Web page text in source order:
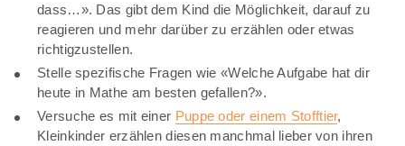
dass…». Das gibt dem Kind die Möglichkeit, darauf zu
reagieren und mehr darüber zu erzählen oder etwas
richtigzustellen.
Stelle spezifische Fragen wie «Welche Aufgabe hat dir
heute in Mathe am besten gefallen?».
Versuche es mit einer Puppe oder einem Stofftier,
Kleinkinder erzählen diesen manchmal lieber von ihren